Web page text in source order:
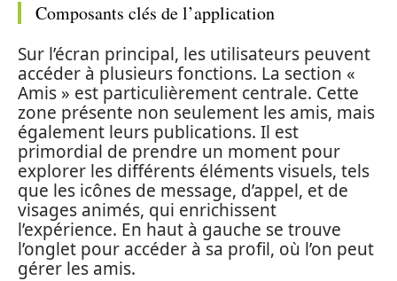
Composants clés de l’application
Sur l’écran principal, les utilisateurs peuvent
accéder à plusieurs fonctions. La section «
Amis » est particulièrement centrale. Cette
zone présente non seulement les amis, mais
également leurs publications. Il est
primordial de prendre un moment pour
explorer les différents éléments visuels, tels
que les icônes de message, d’appel, et de
visages animés, qui enrichissent
l’expérience. En haut à gauche se trouve
l’onglet pour accéder à sa profil, où l’on peut
gérer les amis.